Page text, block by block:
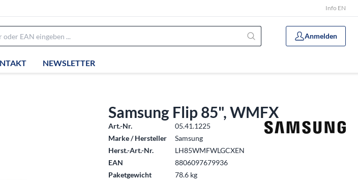
Info EN
Anmelden
NEWSLETTER
Samsung Flip 85", WMFX
Art.-Nr.
05.41.1225
Marke / Hersteller
Samsung
Herst.-Art.-Nr.
LH85WMFWLGCXEN
EAN
8806097679936
Paketgewicht
78.6 kg